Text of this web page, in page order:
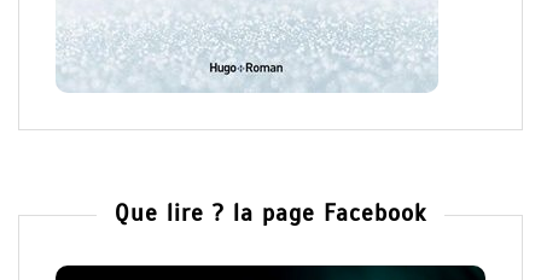
Que lire ? la page Facebook